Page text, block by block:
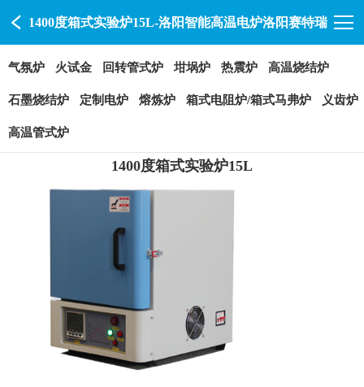
1400度箱式实验炉15L-洛阳智能高温电炉洛阳赛特瑞
气氛炉 火试金 回转管式炉 坩埚炉 热震炉 高温烧结炉
石墨烧结炉 定制电炉 熔炼炉 箱式电阻炉/箱式马弗炉 义齿炉
高温管式炉
1400度箱式实验炉15L